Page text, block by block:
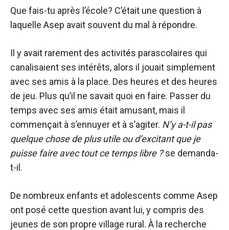
Que fais-tu après l’école? C’était une question à
laquelle Asep avait souvent du mal à répondre.
Il y avait rarement des activités parascolaires qui
canalisaient ses intérêts, alors il jouait simplement
avec ses amis à la place. Des heures et des heures
de jeu. Plus qu’il ne savait quoi en faire. Passer du
temps avec ses amis était amusant, mais il
commençait à s’ennuyer et à s’agiter. N’y a-t-il pas
quelque chose de plus utile ou d’excitant que je
puisse faire avec tout ce temps libre ?se demanda-
t-il.
De nombreux enfants et adolescents comme Asep
ont posé cette question avant lui, y compris des
jeunes de son propre village rural. À la recherche